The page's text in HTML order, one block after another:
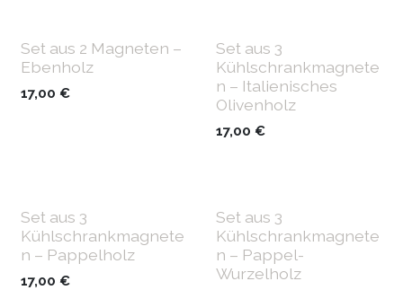
Set aus 2 Magneten –
Ebenholz
17,00 €
Set aus 3
Kühlschrankmagnete
n – Italienisches
Olivenholz
17,00 €
Set aus 3
Kühlschrankmagnete
n – Pappelholz
17,00 €
Set aus 3
Kühlschrankmagnete
n – Pappel-
Wurzelholz